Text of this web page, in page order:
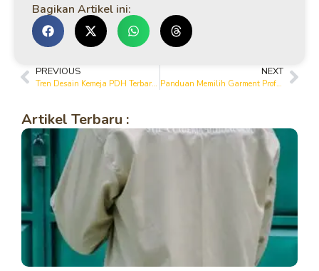
Bagikan Artikel ini:
PREVIOUS
Tren Desain Kemeja PDH Terbaru di Bojonegoro untuk Perusahaan dan Instansi
NEXT
Panduan Memilih Garment Profesional di Bojonegoro
Artikel Terbaru :